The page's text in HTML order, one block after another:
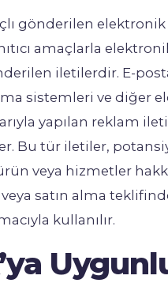
gönderilen
amaçlarla
iletilerdir. E-
sistemleri ve diğer
yapılan reklam
Bu tür iletiler,
veya hizmetler
satın alma
kullanılır.